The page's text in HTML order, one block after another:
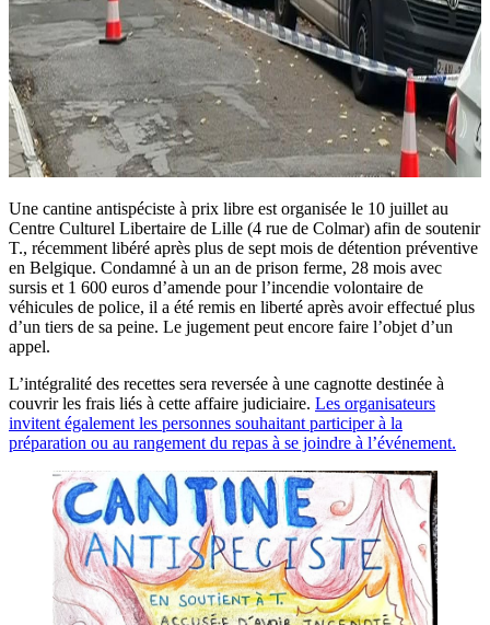
Une cantine antispéciste à prix libre est organisée le 10 juillet au
Centre Culturel Libertaire de Lille (4 rue de Colmar) afin de soutenir
T., récemment libéré après plus de sept mois de détention préventive
en Belgique. Condamné à un an de prison ferme, 28 mois avec
sursis et 1 600 euros d’amende pour l’incendie volontaire de
véhicules de police, il a été remis en liberté après avoir effectué plus
d’un tiers de sa peine. Le jugement peut encore faire l’objet d’un
appel.
L’intégralité des recettes sera reversée à une cagnotte destinée à
couvrir les frais liés à cette affaire judiciaire. Les organisateurs
invitent également les personnes souhaitant participer à la
préparation ou au rangement du repas à se joindre à l’événement.